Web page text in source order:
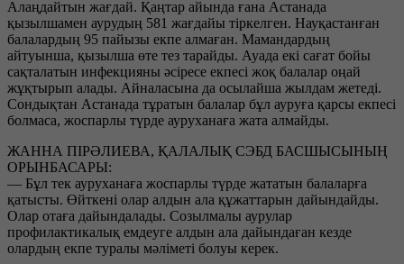
Алаңдайтын жағдай. Қаңтар айында ғана Астанада
қызылшамен аурудың 581 жағдайы тіркелген. Науқастанған
балалардың 95 пайызы екпе алмаған. Мамандардың
айтуынша, қызылша өте тез тарайды. Ауада екі сағат бойы
сақталатын инфекцияны әсіресе екпесі жоқ балалар оңай
жұқтырып алады. Айналасына да осылайша жылдам жетеді.
Сондықтан Астанада тұратын балалар бұл ауруға қарсы екпесі
болмаса, жоспарлы түрде ауруханаға жата алмайды.
ЖАННА ПІРӘЛИЕВА, ҚАЛАЛЫҚ СЭБД БАСШЫСЫНЫҢ
ОРЫНБАСАРЫ:
— Бұл тек ауруханаға жоспарлы түрде жататын балаларға
қатысты. Өйткені олар алдын ала құжаттарын дайындайды.
Олар отаға дайындалады. Созылмалы аурулар
профилактикалық емдеуге алдын ала дайындаған кезде
олардың екпе туралы мәліметі болуы керек.